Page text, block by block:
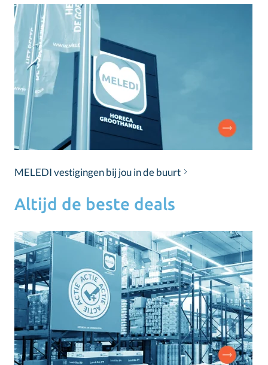
MELEDI vestigingen bij jou in de buurt
Altijd de beste deals